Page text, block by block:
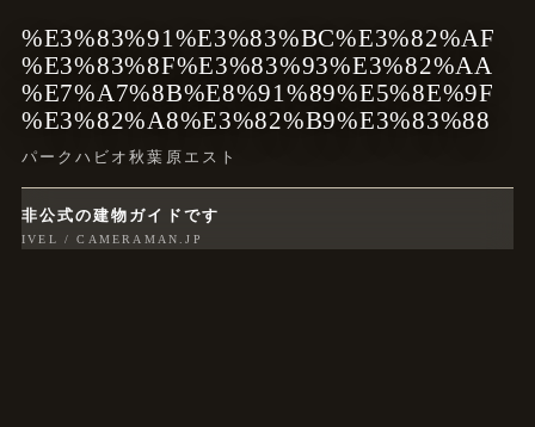
%E3%83%91%E3%83%BC%E3%82%AF
%E3%83%8F%E3%83%93%E3%82%AA
%E7%A7%8B%E8%91%89%E5%8E%9F
%E3%82%A8%E3%82%B9%E3%83%88
パークハビオ秋葉原エスト
非公式の建物ガイドです
IVEL / CAMERAMAN.JP